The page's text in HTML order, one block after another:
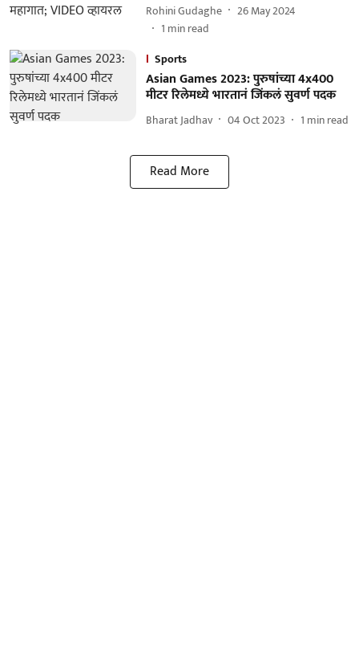
Rohini Gudaghe
26 May 2024
1 min read
Sports
Asian Games 2023: पुरुषांच्या 4x400
मीटर रिलेमध्ये भारतानं जिंकलं सुवर्ण पदक
Bharat Jadhav 04 Oct 2023 1 min read
Read More